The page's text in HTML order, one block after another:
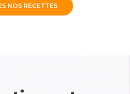
NOS RECETTES